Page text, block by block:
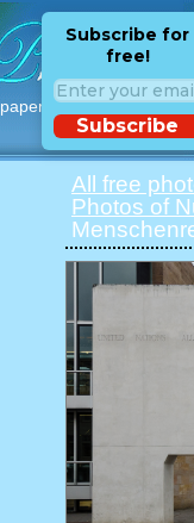
with free
Subscribe for
free!
Subscribe
All free
Photos of